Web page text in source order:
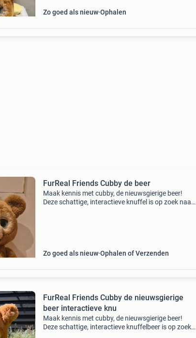
Zo goed als nieuw Ophalen
FurReal Friends Cubby de beer
Maak kennis met cubby, de nieuwsgierige beer!
Deze schattige, interactieve knuffel is op zoek naar
Zo goed als nieuw Ophalen of Verzenden
FurReal Friends Cubby de nieuwsgierige
beer interactieve knu
Maak kennis met cubby, de nieuwsgierige beer!
Deze schattige, interactieve knuffelbeer is op zoek